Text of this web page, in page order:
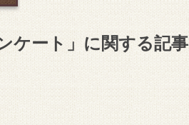
ケート」に関する記事